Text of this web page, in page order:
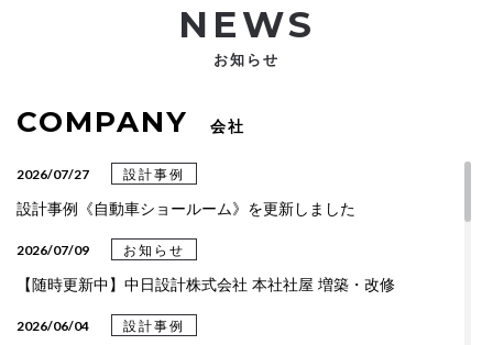
NEWS
お知らせ
COMPANY 会社
2026/07/27 設計事例
設計事例《自動車ショールーム》を更新しました
2026/07/09 お知らせ
【随時更新中】中日設計株式会社 本社社屋 増築・改修
2026/06/04 設計事例